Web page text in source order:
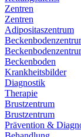
Zentren
Zentren
Adipositaszentrum
Beckenboden
Krankheitsbilder
Diagnostik
Therapie
Brustzentrum
Brustzentrum
Prävention &